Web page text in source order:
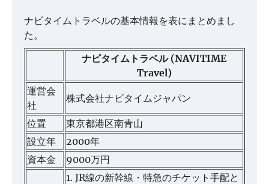
ナビタイムトラベルの基本情報を表にまとめまし
た。
ナビタイムトラベル (NAVITIME
Travel)
運営会
社
株式会社ナビタイムジャパン
位置
東京都港区南青山
設立年
2000年
資本金
9000万円
1. JR線の新幹線・特急のチケット手配と